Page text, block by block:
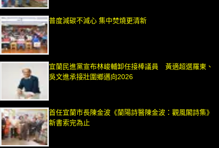
普度減碳不減心 集中焚燒更清新
宜蘭民進黨宣布林峻輔卸任接棒議員 黃適超選羅東、
吳文進承接壯圍鄉邁向2026
首任宜蘭市長陳金波《蘭陽詩醫陳金波：觀風閣詩集》
新書索完為止